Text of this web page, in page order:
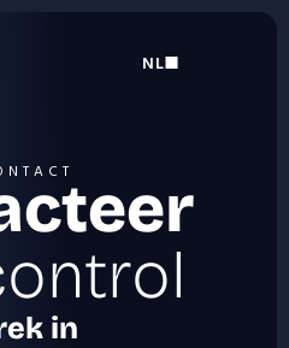
NLSelect Language
in